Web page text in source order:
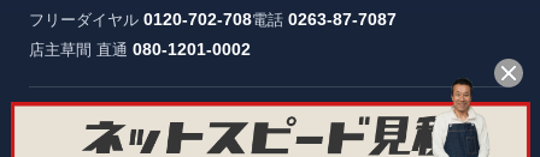
フリーダイヤル 0120-702-708電話 0263-87-7087
店主草間 直通 080-1201-0002
株式会社ヴィンテージストック 長野県公安委員会 許可証番号：第
481321600012号